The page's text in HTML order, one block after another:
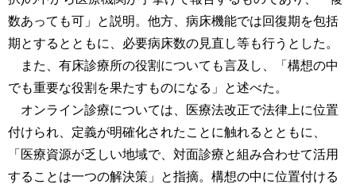
数あっても可」と説明。他方、病床機能では回復期を包括
期とするとともに、必要病床数の見直し等も行うとした。
また、有床診療所の役割についても言及し、「構想の中
でも重要な役割を果たすものになる」と述べた。
オンライン診療については、医療法改正で法律上に位置
付けられ、定義が明確化されたことに触れるとともに、
「医療資源が乏しい地域で、対面診療と組み合わせて活用
することは一つの解決策」と指摘。構想の中に位置付ける